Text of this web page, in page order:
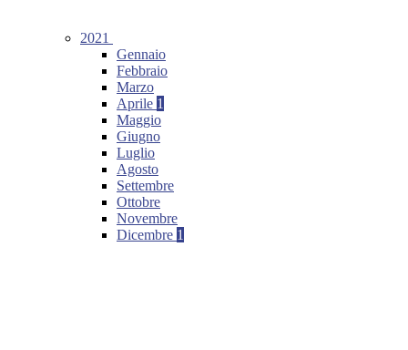
2021
Gennaio
Febbraio
Marzo
Aprile 1
Maggio
Giugno
Luglio
Agosto
Settembre
Ottobre
Novembre
Dicembre 1